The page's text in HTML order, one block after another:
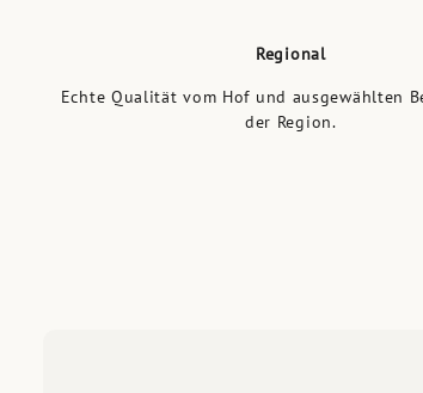
Regional
Echte Qualität vom Hof und ausgewählten
der Region.